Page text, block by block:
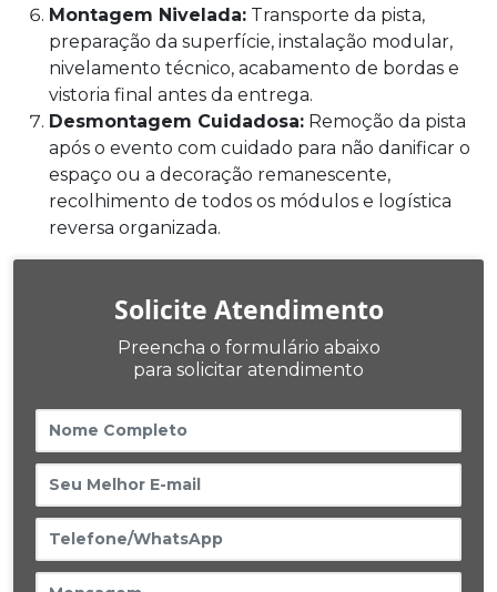
Montagem Nivelada: Transporte da pista,
preparação da superfície, instalação modular,
nivelamento técnico, acabamento de bordas e
vistoria final antes da entrega.
Desmontagem Cuidadosa: Remoção da pista
após o evento com cuidado para não danificar o
espaço ou a decoração remanescente,
recolhimento de todos os módulos e logística
reversa organizada.
Solicite Atendimento
Preencha o formulário abaixo
para solicitar atendimento